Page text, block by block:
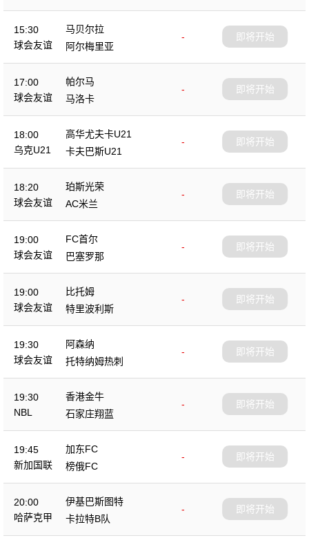
15:30
球会友谊
马贝尔拉
-
阿尔梅里亚
即将开始
17:00
球会友谊
帕尔马
-
马洛卡
即将开始
18:00
乌克U21
高华尤夫卡U21
-
卡夫巴斯U21
即将开始
18:20
球会友谊
珀斯光荣
-
AC米兰
即将开始
19:00
球会友谊
FC首尔
-
巴塞罗那
即将开始
19:00
球会友谊
比托姆
-
特里波利斯
即将开始
19:30
球会友谊
阿森纳
-
托特纳姆热刺
即将开始
19:30
NBL
香港金牛
-
石家庄翔蓝
即将开始
19:45
新加国联
加东FC
-
榜俄FC
即将开始
20:00
哈萨克甲
伊基巴斯图特
-
卡拉特B队
即将开始